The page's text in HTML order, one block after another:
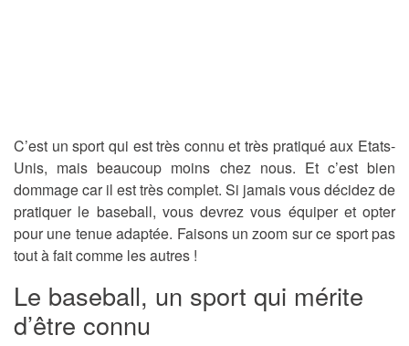
C’est un sport qui est très connu et très pratiqué aux Etats-
Unis, mais beaucoup moins chez nous. Et c’est bien
dommage car il est très complet. Si jamais vous décidez de
pratiquer le baseball, vous devrez vous équiper et opter
pour une tenue adaptée. Faisons un zoom sur ce sport pas
tout à fait comme les autres !
Le baseball, un sport qui mérite
d’être connu